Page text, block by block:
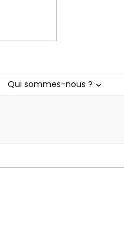
Qui sommes-nous ?